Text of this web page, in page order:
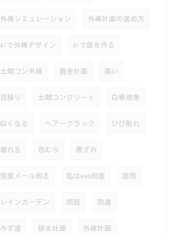
外構シミュレーション 外構計画の進め方
AIで外構デザイン AIで庭を作る
土間コン外構 資金計画 高い
見積り 土間コンクリート 白華現象
白くなる ヘアークラック ひび割れ
壊れる 色むら 黒ずみ
営業メール困る 私はweb弱者 庭雨
レインガーデン 雨庭 雨道
みず道 排水計画 外構計画